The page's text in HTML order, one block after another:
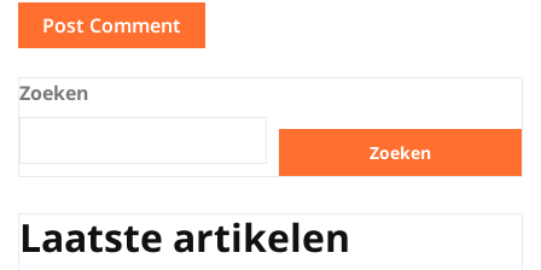
Zoeken
Zoeken
Laatste artikelen